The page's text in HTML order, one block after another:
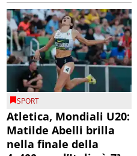
SPORT
Atletica, Mondiali U20:
Matilde Abelli brilla
nella finale della